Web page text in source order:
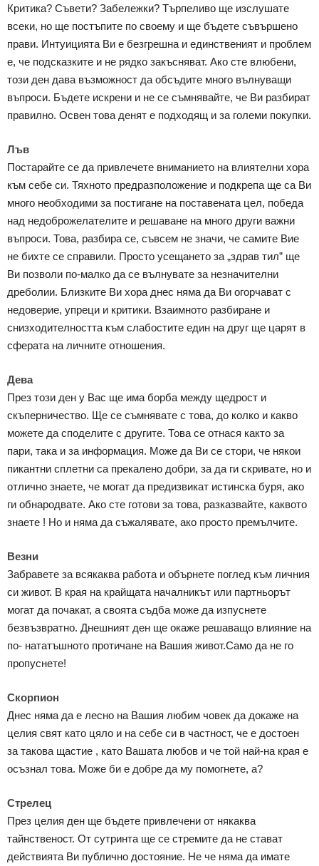
Критика? Съвети? Забележки? Търпеливо ще изслушате
всеки, но ще постъпите по своему и ще бъдете съвършено
прави. Интуицията Ви е безгрешна и единственият и проблем
е, че подсказките и не рядко закъсняват. Ако сте влюбени,
този ден дава възможност да обсъдите много вълнуващи
въпроси. Бъдете искрени и не се съмнявайте, че Ви разбират
правилно. Освен това денят е подходящ и за големи покупки.
Лъв
Постарайте се да привлечете вниманието на влиятелни хора
към себе си. Тяхното предразположение и подкрепа ще са Ви
много необходими за постигане на поставената цел, победа
над недоброжелателите и решаване на много други важни
въпроси. Това, разбира се, съвсем не значи, че самите Вие
не бихте се справили. Просто усещането за „здрав тил” ще
Ви позволи по-малко да се вълнувате за незначителни
дреболии. Близките Ви хора днес няма да Ви огорчават с
недоверие, упреци и критики. Взаимното разбиране и
снизходителността към слабостите един на друг ще царят в
сферата на личните отношения.
Дева
През този ден у Вас ще има борба между щедрост и
скъперничество. Ще се съмнявате с това, до колко и какво
можете да споделите с другите. Това се отнася както за
пари, така и за информация. Може да Ви се стори, че някои
пикантни сплетни са прекалено добри, за да ги скривате, но и
отлично знаете, че могат да предизвикат истинска буря, ако
ги обнародвате. Ако сте готови за това, разказвайте, каквото
знаете ! Но и няма да съжалявате, ако просто премълчите.
Везни
Забравете за всякаква работа и обърнете поглед към личния
си живот. В края на крайщата началникът или партньорът
могат да почакат, а своята съдба може да изпуснете
безвъзвратно. Днешният ден ще окаже решаващо влияние на
по- нататъшното протичане на Вашия живот.Само да не го
пропуснете!
Скорпион
Днес няма да е лесно на Вашия любим човек да докаже на
целия свят като цяло и на себе си в частност, че е достоен
за такова щастие , като Вашата любов и че той най-на края е
осъзнал това. Може би е добре да му помогнете, а?
Стрелец
През целия ден ще бъдете привлечени от някаква
тайнственост. От сутринта ще се стремите да не стават
действията Ви публично достояние. Не че няма да имате